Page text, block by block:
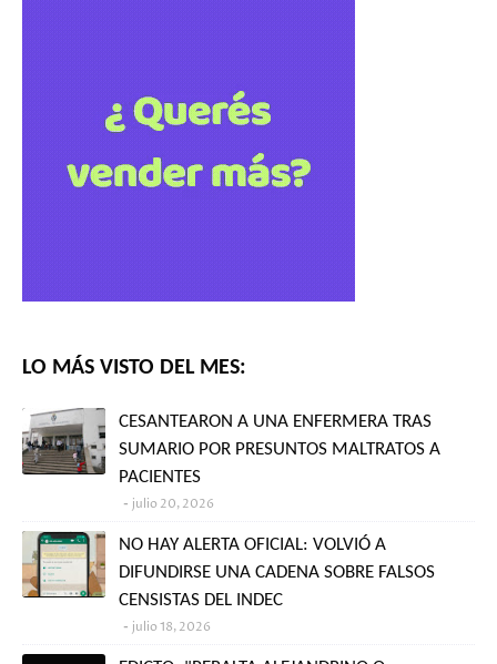
LO MÁS VISTO DEL MES:
CESANTEARON A UNA ENFERMERA TRAS
SUMARIO POR PRESUNTOS MALTRATOS A
PACIENTES
julio 20, 2026
NO HAY ALERTA OFICIAL: VOLVIÓ A
DIFUNDIRSE UNA CADENA SOBRE FALSOS
CENSISTAS DEL INDEC
julio 18, 2026